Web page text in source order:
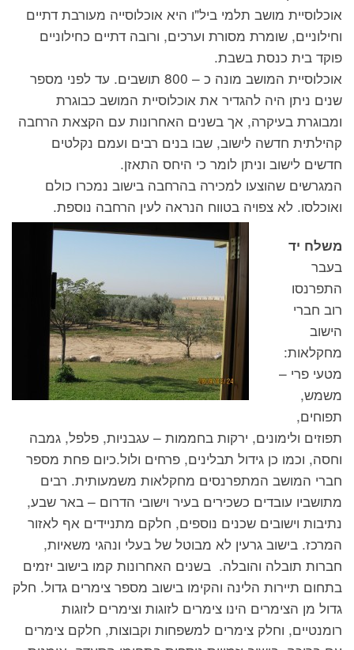
אוכלוסיית מושב תלמי ביל"ו היא אוכלוסייה מעורבת דתיים
וחילוניים, שומרת מסורת וערכים, ורובה דתיים כחילוניים
פוקד בית כנסת בשבת.
אוכלוסיית המושב מונה כ – 800 תושבים. עד לפני מספר
שנים ניתן היה להגדיר את אוכלוסיית המושב כבוגרת
ומבוגרת בעיקרה, אך בשנים האחרונות עם הקצאת הרחבה
קהילתית חדשה לישוב, שבו בנים רבים ועמם נקלטים
חדשים לישוב וניתן לומר כי היחס התאזן.
המגרשים שהוצעו למכירה בהרחבה בישוב נמכרו כולם
ואוכלסו. לא צפויה בטווח הנראה לעין הרחבה נוספת.
משלח יד
בעבר
התפרנסו
רוב חברי
הישוב
מחקלאות:
מטעי פרי –
משמש,
תפוחים,
תפוזים ולימונים, ירקות בחממות – עגבניות, פלפל, גמבה
וחסה, וכמו כן גידול תבלינים, פרחים ולול.כיום פחת מספר
חברי המושב המתפרנסים מחקלאות משמעותית. רבים
מתושביו עובדים כשכירים בעיר וישובי הדרום – באר שבע,
נתיבות וישובים שכנים נוספים, חלקם מתניידים אף לאזור
המרכז. בישוב גרעין לא מבוטל של בעלי ונהגי משאיות,
חברות תובלה והובלה. בשנים האחרונות קמו בישוב יזמים
בתחום תיירות הלינה והקימו בישוב מספר צימרים גדול. חלק
גדול מן הצימרים הינו צימרים לזוגות וצימרים לזוגות
רומנטיים, וחלק צימרים למשפחות וקבוצות, חלקם צימרים